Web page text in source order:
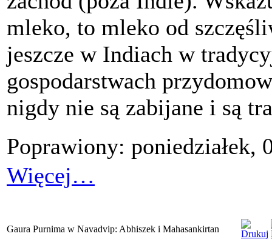
mleko, to mleko od
jeszcze w Indiach w
gospodarstwach
nigdy nie są zabijane i są
Poprawiony: poniedziałek,
Więcej…
Gaura Purnima w Navadvip: Abhiszek i Mahasankirtan